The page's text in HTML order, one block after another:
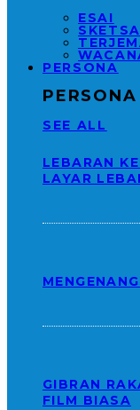
ESAI
SKETSA
PERSONA
PERSONA
SEE ALL
LEBARAN
LAYAR
GIBRAN
FILM BIASA